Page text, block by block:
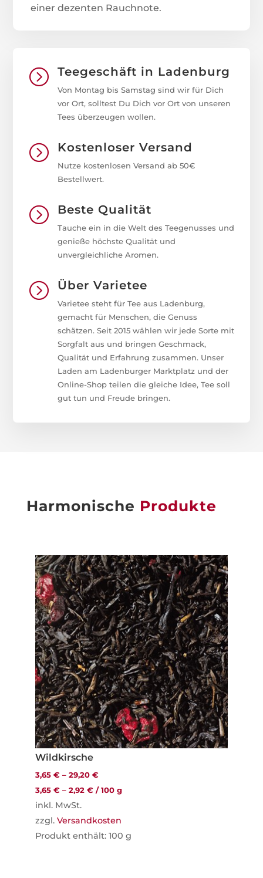
einer dezenten Rauchnote.
= Teegeschäft in Ladenburg
Von Montag bis Samstag sind wir für Dich
vor Ort, solltest Du Dich vor Ort von unseren
Tees überzeugen wollen.
= Kostenloser Versand
Nutze kostenlosen Versand ab 50€
Bestellwert.
= Beste Qualität
Tauche ein in die Welt des Teegenusses und
genieße höchste Qualität und
unvergleichliche Aromen.
= Über Varietee
Varietee steht für Tee aus Ladenburg,
gemacht für Menschen, die Genuss
schätzen. Seit 2015 wählen wir jede Sorte mit
Sorgfalt aus und bringen Geschmack,
Qualität und Erfahrung zusammen. Unser
Laden am Ladenburger Marktplatz und der
Online-Shop teilen die gleiche Idee, Tee soll
gut tun und Freude bringen.
Harmonische Produkte
Wildkirsche
3,65 €– 29,20 €
3,65 €– 2,92 €/100 g
inkl. MwSt.
zzgl. Versandkosten
Produkt enthält: 100 g